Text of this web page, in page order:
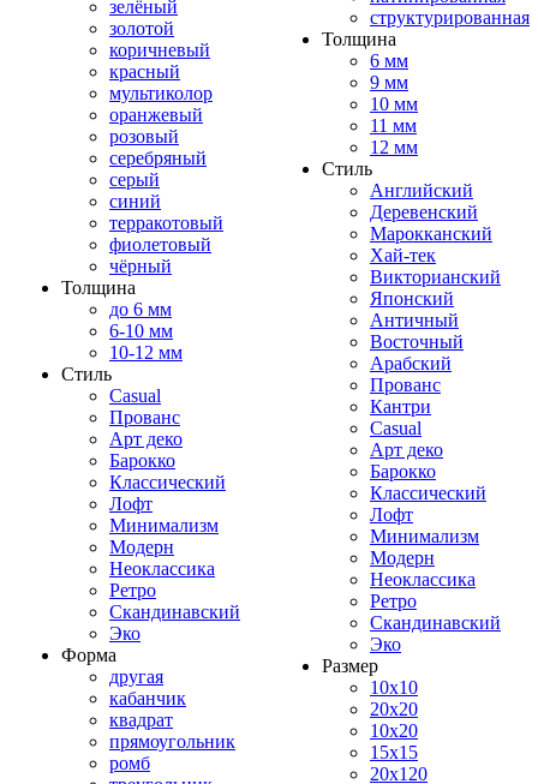
зелёный
золотой
коричневый
красный
мультиколор
оранжевый
розовый
серебряный
серый
синий
терракотовый
фиолетовый
чёрный
Толщина
до 6 мм
6-10 мм
10-12 мм
Стиль
Casual
Прованс
Арт деко
Барокко
Классический
Лофт
Минимализм
Модерн
Неоклассика
Ретро
Скандинавский
Эко
Форма
другая
кабанчик
квадрат
прямоугольник
ромб
структурированная
Толщина
6 мм
9 мм
10 мм
11 мм
12 мм
Стиль
Английский
Деревенский
Марокканский
Хай-тек
Викторианский
Японский
Античный
Восточный
Арабский
Прованс
Кантри
Casual
Арт деко
Барокко
Классический
Лофт
Минимализм
Модерн
Неоклассика
Ретро
Скандинавский
Эко
Размер
10x10
20x20
10x20
15x15
20x120